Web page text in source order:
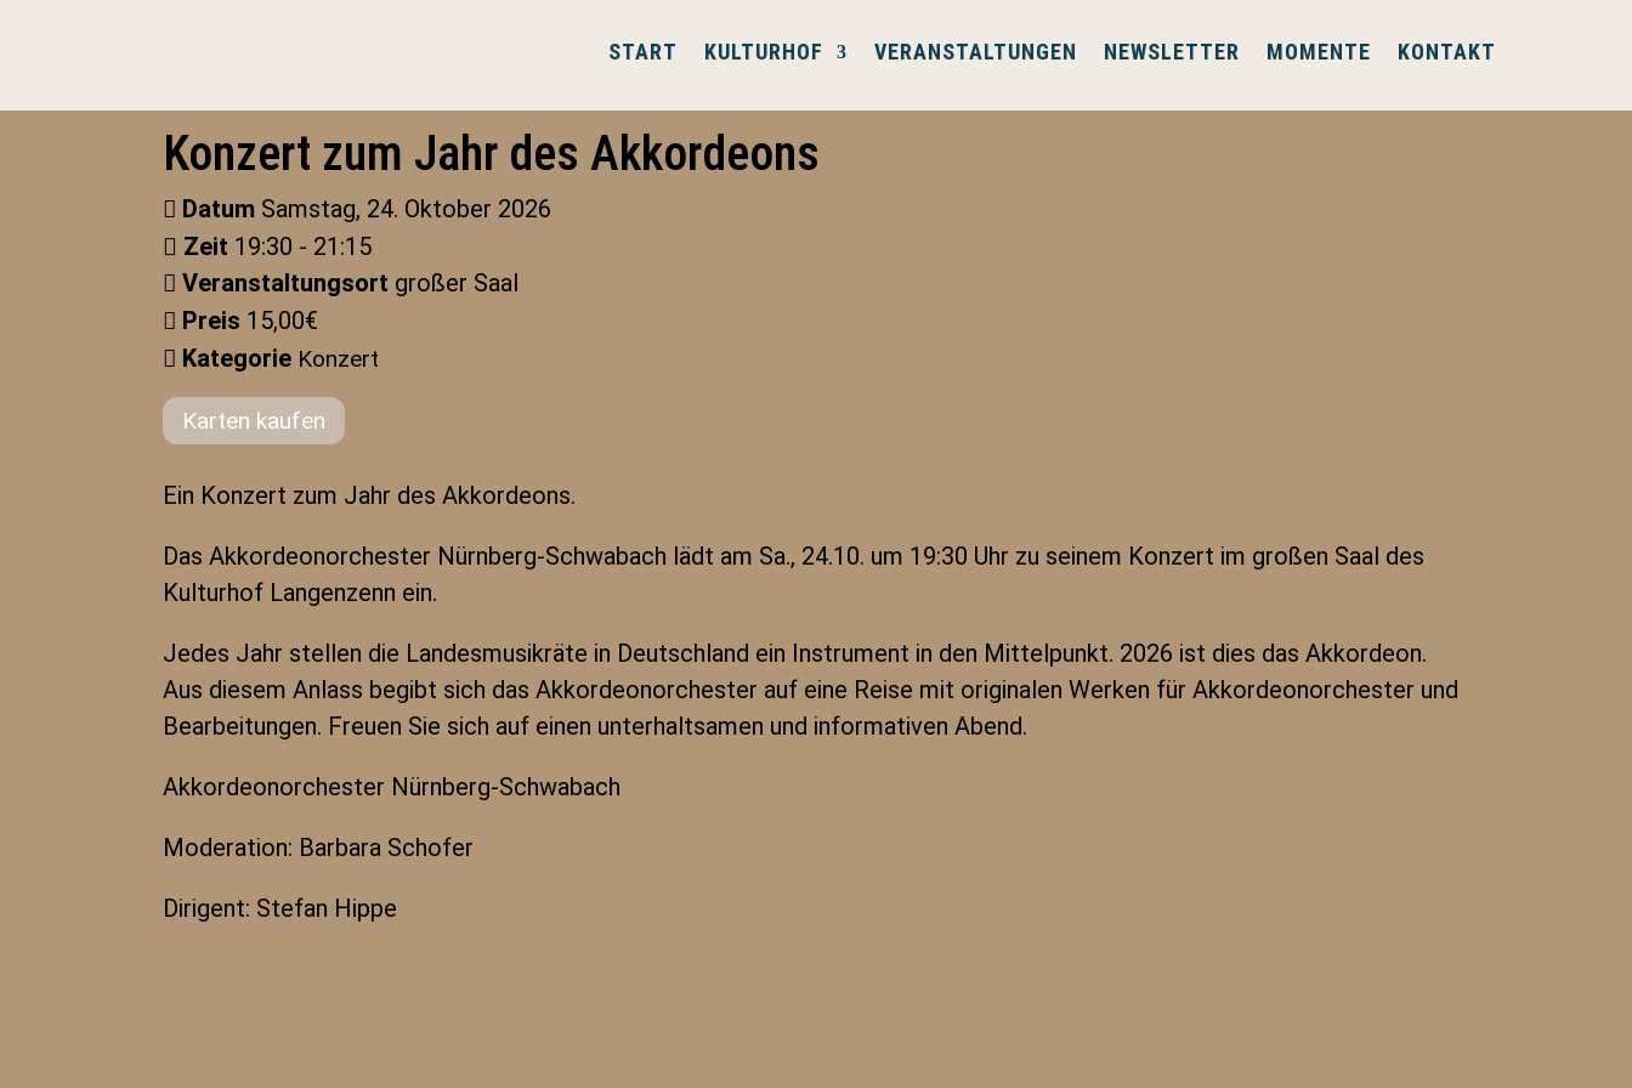
START KULTURHOF VERANSTALTUNGEN NEWSLETTER MOMENTE KONTAKT
Konzert zum Jahr des Akkordeons
Datum Samstag, 24. Oktober 2026
Zeit 19:30 - 21:15
Veranstaltungsort großer Saal
Preis 15,00€
Kategorie Konzert
Karten kaufen
Ein Konzert zum Jahr des Akkordeons.
Das Akkordeonorchester Nürnberg-Schwabach lädt am Sa., 24.10. um 19:30 Uhr zu seinem Konzert im großen Saal des
Kulturhof Langenzenn ein.
Jedes Jahr stellen die Landesmusikräte in Deutschland ein Instrument in den Mittelpunkt. 2026 ist dies das Akkordeon.
Aus diesem Anlass begibt sich das Akkordeonorchester auf eine Reise mit originalen Werken für Akkordeonorchester und
Bearbeitungen. Freuen Sie sich auf einen unterhaltsamen und informativen Abend.
Akkordeonorchester Nürnberg-Schwabach
Moderation: Barbara Schofer
Dirigent: Stefan Hippe